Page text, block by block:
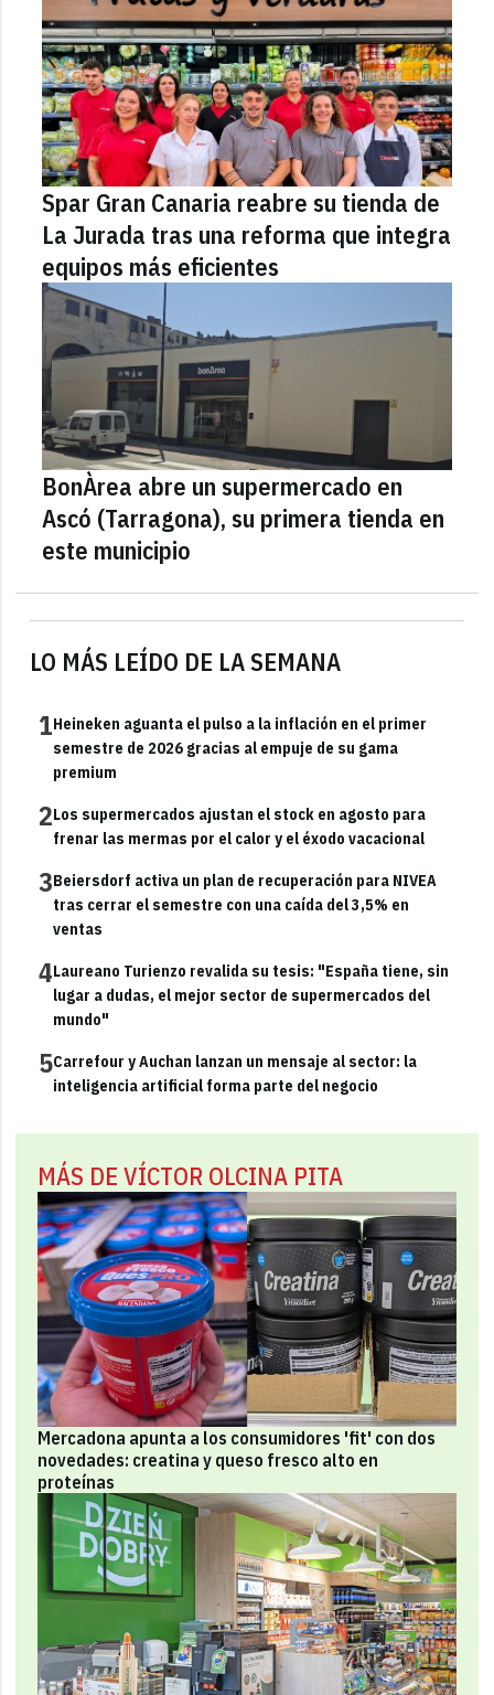
LO MÁS LEÍDO DE LA SEMANA
1Heineken aguanta el pulso a la inflación en el primer
semestre de 2026 gracias al empuje de su gama
premium
2Los supermercados ajustan el stock en agosto para
frenar las mermas por el calor y el éxodo vacacional
3Beiersdorf activa un plan de recuperación para NIVEA
tras cerrar el semestre con una caída del 3,5% en
ventas
4Laureano Turienzo revalida su tesis: "España tiene, sin
lugar a dudas, el mejor sector de supermercados del
mundo"
5Carrefour y Auchan lanzan un mensaje al sector: la
inteligencia artificial forma parte del negocio
MÁS DE VÍCTOR OLCINA PITA
Mercadona apunta a los consumidores 'fit' con dos
novedades: creatina y queso fresco alto en
proteínas
Spar Gran Canaria reabre su tienda de
La Jurada tras una reforma que integra
equipos más eficientes
BonÀrea abre un supermercado en
Ascó (Tarragona), su primera tienda en
este municipio